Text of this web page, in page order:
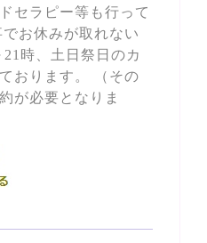
セラピー等も行って
お休みが取れない
時、土日祭日のカ
おります。 （その
が必要となりま